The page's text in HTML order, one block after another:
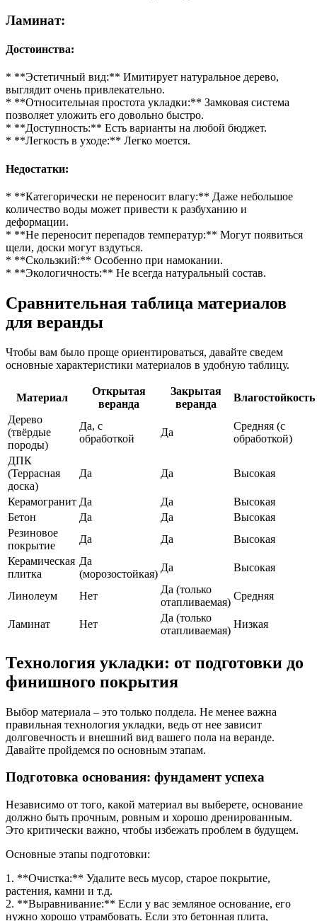
Ламинат:
Достоинства:
* **Эстетичный вид:** Имитирует натуральное дерево,
выглядит очень привлекательно.
* **Относительная простота укладки:** Замковая система
позволяет уложить его довольно быстро.
* **Доступность:** Есть варианты на любой бюджет.
* **Легкость в уходе:** Легко моется.
Недостатки:
* **Категорически не переносит влагу:** Даже небольшое
количество воды может привести к разбуханию и
деформации.
* **Не переносит перепадов температур:** Могут появиться
щели, доски могут вздуться.
* **Скользкий:** Особенно при намокании.
* **Экологичность:** Не всегда натуральный состав.
Сравнительная таблица материалов
для веранды
Чтобы вам было проще ориентироваться, давайте сведем
основные характеристики материалов в удобную таблицу.
Материал
Открытая
веранда
Закрытая
веранда
Влагостойкость
Дерево
(твёрдые
породы)
Да, с
обработкой
Да
Средняя (с
обработкой)
ДПК
(Террасная
доска)
Да Да Высокая
Керамогранит Да Да
Высокая
Бетон
Да Да
Высокая
Резиновое
покрытие
Да Да
Высокая
Керамическая
плитка
Да
(морозостойкая)
Да Высокая
Линолеум Нет
Да (только
отапливаемая)
Средняя
Ламинат Нет
Да (только
отапливаемая)
Низкая
Технология укладки: от подготовки до
финишного покрытия
Выбор материала – это только полдела. Не менее важна
правильная технология укладки, ведь от нее зависит
долговечность и внешний вид вашего пола на веранде.
Давайте пройдемся по основным этапам.
Подготовка основания: фундамент успеха
Независимо от того, какой материал вы выберете, основание
должно быть прочным, ровным и хорошо дренированным.
Это критически важно, чтобы избежать проблем в будущем.
Основные этапы подготовки:
1. **Очистка:** Удалите весь мусор, старое покрытие,
растения, камни и т.д.
2. **Выравнивание:** Если у вас земляное основание, его
нужно хорошо утрамбовать. Если это бетонная плита,